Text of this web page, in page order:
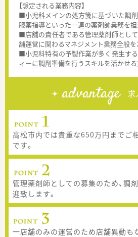
【想定される業務内容】
■小児科メインの処方箋に基づいた調
服薬指導といった一連の薬剤師業務を担
■店舗の責任者である管理薬剤師とし
舗運営に関わるマネジメント業務全般を
■小児科特有の予製作業が多く発生す
ィーに調剤準備を行うスキルを活かせる
advantage 求
高松市内では貴重な650万円までご
です。
管理薬剤師としての募集のため、調
迎致します。
一店舗のみの運営のため店舗異動も